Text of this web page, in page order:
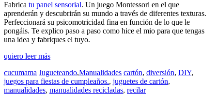
Fabrica tu panel sensorial. Un juego Montessori en el que
aprenderán y descubrirán su mundo a través de diferentes texturas.
Perfeccionará su psicomotricidad fina en función de lo que le
pongáis. Te explico paso a paso como hice el mio para que tengas
una idea y fabriques el tuyo.
quiero leer más
cucumama Jugueteando,Manualidades cartón, diversión, DIY,
juegos para fiestas de cumpleaños., juguetes de cartón,
manualidades, manualidades recicladas, recilar